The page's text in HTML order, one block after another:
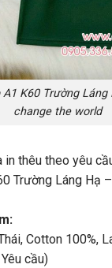
K60 Trường Láng
change the world
in thêu theo yêu
Trường Láng Hạ
Cotton 100%,
cầu)